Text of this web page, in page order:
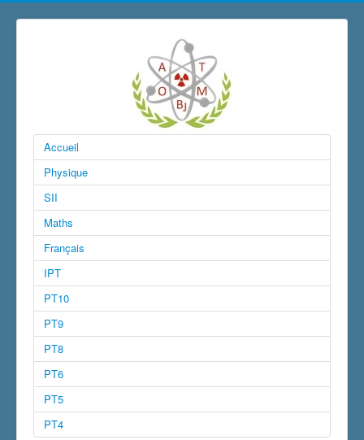
Accueil
Physique
SII
Maths
Français
IPT
PT10
PT9
PT8
PT6
PT5
PT4